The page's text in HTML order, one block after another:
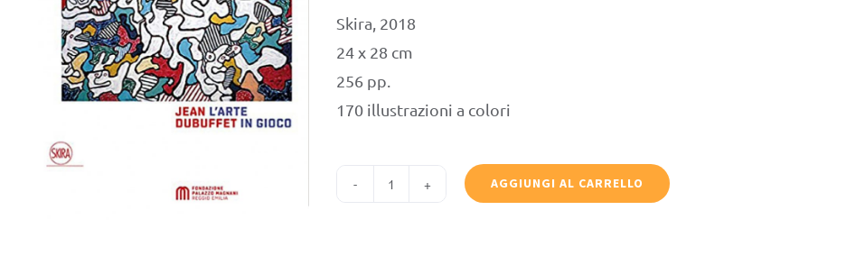
Skira, 2018
24 x 28 cm
256 pp.
170 illustrazioni a colori
AGGIUNGI AL CARRELLO